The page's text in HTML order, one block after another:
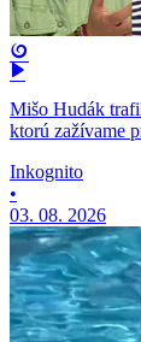
Mišo Hudák
ktorú zažívame
Inkognito
•
03. 08. 2026